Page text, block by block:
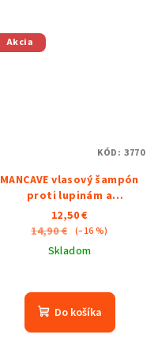
Akcia
MANCAVE vlasový šampón
proti lupinám a
vypadávaniu vlasov 350ml
12,50 €
14,90 € (–16 %)
Skladom
hodnotenie
produktu
Do košíka
KÓD: 3770